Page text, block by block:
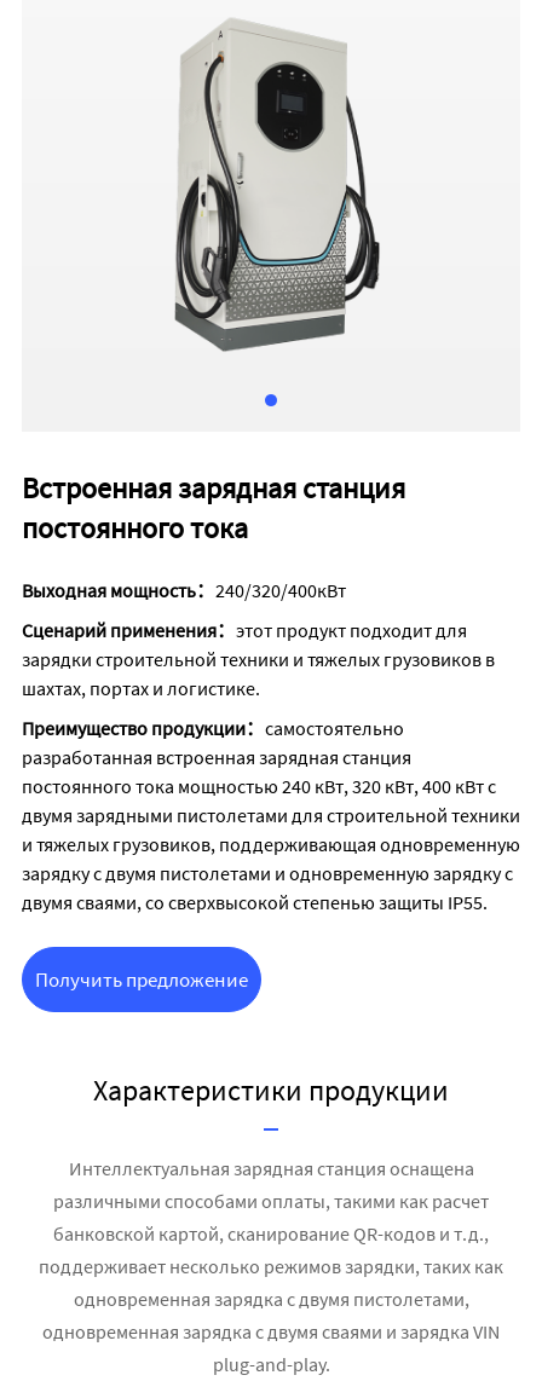
Встроенная зарядная станция
постоянного тока
Выходная мощность： 240/320/400кВт
Сценарий применения： этот продукт подходит для
зарядки строительной техники и тяжелых грузовиков в
шахтах, портах и логистике.
Преимущество продукции： самостоятельно
разработанная встроенная зарядная станция
постоянного тока мощностью 240 кВт, 320 кВт, 400 кВт с
двумя зарядными пистолетами для строительной техники
и тяжелых грузовиков, поддерживающая одновременную
зарядку с двумя пистолетами и одновременную зарядку с
двумя сваями, со сверхвысокой степенью защиты IP55.
Получить предложение
Характеристики продукции
Интеллектуальная зарядная станция оснащена
различными способами оплаты, такими как расчет
банковской картой, сканирование QR-кодов и т.д.,
поддерживает несколько режимов зарядки, таких как
одновременная зарядка с двумя пистолетами,
одновременная зарядка с двумя сваями и зарядка VIN
plug-and-play.